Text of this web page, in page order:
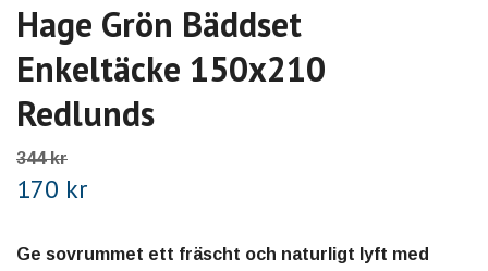
Hage Grön Bäddset
Enkeltäcke 150x210
Redlunds
344 kr
170 kr
Ge sovrummet ett fräscht och naturligt lyft med